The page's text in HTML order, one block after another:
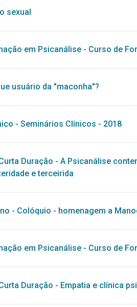
sexual
em Psicanálise - Curso de
usuário da "maconha"?
- Seminários Clínicos - 2018
Duração - A Psicanálise
e terceirida
- Colóquio - homenagem a
em Psicanálise - Curso de
Duração - Empatia e clínica